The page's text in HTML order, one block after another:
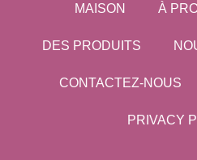
MAISON À
DES PRODUITS
CONTACTEZ-NOUS
PRIVACY